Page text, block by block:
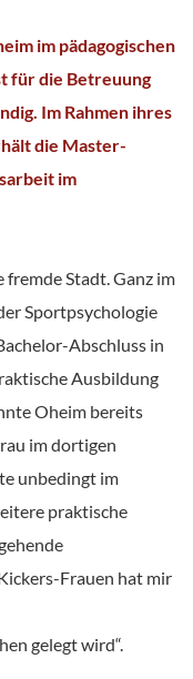
im pädagogischen
für die Betreuung
Im Rahmen ihres
die Master-
im
Stadt. Ganz im
Sportpsychologie
Abschluss in
Ausbildung
Oheim bereits
im dortigen
unbedingt im
praktische
Frauen hat mir
gelegt wird“.